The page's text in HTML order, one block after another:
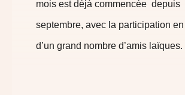
mois est déjà commencée depuis
septembre, avec la participation
d’un grand nombre d’amis laïques.